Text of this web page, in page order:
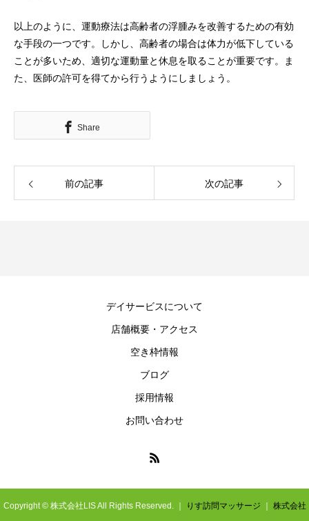
以上のように、運動療法は高齢者の浮腫みを改善するための有効
な手段の一つです。しかし、高齢者の場合は体力が低下している
ことが多いため、適切な運動量と休息を取ることが重要です。ま
た、医師の許可を得てから行うようにしましょう。
Share
前の記事 次の記事
デイサービスについて
店舗概要・アクセス
空き枠情報
ブログ
採用情報
お問い合わせ
Copyright © 株式会社LIS All Rights Reserved. ｜ りす訪問マッサージ ｜ 株式会社